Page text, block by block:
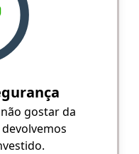
gostar da